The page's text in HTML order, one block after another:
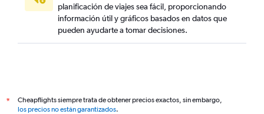
planificación de viajes sea fácil, proporcionando
información útil y gráficos basados en datos que
pueden ayudarte a tomar decisiones.
*
Cheapflights siempre trata de obtener precios exactos, sin embargo,
los precios no están garantizados.